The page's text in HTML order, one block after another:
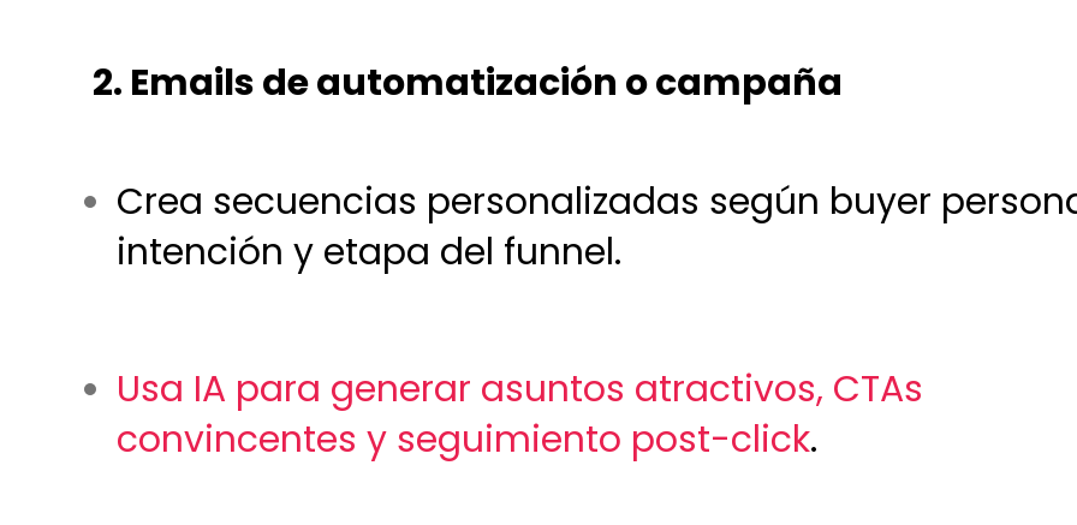
2. Emails de automatización o campaña
Crea secuencias personalizadas según buyer
intención y etapa del funnel.
Usa IA para generar asuntos atractivos, CTAs
convincentes y seguimiento post-click.